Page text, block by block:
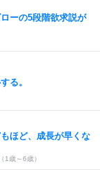
ーの5段階欲求説が
る。
ほど、成長が早くな
1歳～6歳）